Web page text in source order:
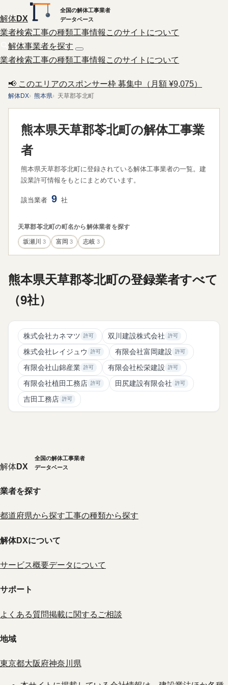
解体DX
全国の解体工事業者
データベース
業者検索工事の種類工事情報 このサイトについて
解体事業者を探す
業者検索工事の種類工事情報 このサイトについて
📢 このエリアのスポンサー枠 募集中（月額 ¥9,075）
解体DX 熊本県 天草郡苓北町
熊本県天草郡苓北町の解体工事業
者
熊本県天草郡苓北町に登録されている解体工事業者の一覧。建
設業許可情報をもとにまとめています。
該当業者 9 社
天草郡苓北町の町名から解体業者を探す
坂瀬川 3 富岡 3 志岐 3
熊本県天草郡苓北町の登録業者すべて
（9社）
株式会社カネマツ 許可 双川建設株式会社 許可
株式会社レイジュウ 許可 有限会社富岡建設 許可
有限会社山錦産業 許可 有限会社松栄建設 許可
有限会社植田工務店 許可 田尻建設有限会社 許可
吉田工務店 許可
解体DX
全国の解体工事業者
データベース
業者を探す
都道府県から探す工事の種類から探す
解体DXについて
サービス概要データについて
サポート
よくある質問掲載に関するご相談
地域
東京都大阪府神奈川県